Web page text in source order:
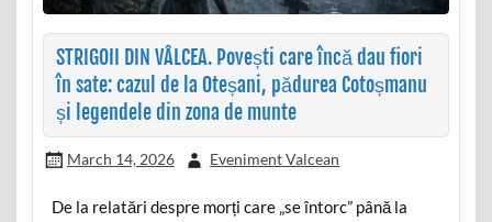
STRIGOII DIN VÂLCEA. Povești care încă dau fiori
în sate: cazul de la Oteșani, pădurea Cotoșmanu
și legendele din zona de munte
March 14, 2026 Eveniment Valcean
De la relatări despre morți care „se întorc” până la